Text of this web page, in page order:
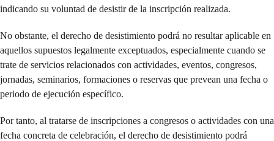
indicando su voluntad de desistir de la inscripción realizada.
No obstante, el derecho de desistimiento podrá no resultar aplicable en
aquellos supuestos legalmente exceptuados, especialmente cuando se
trate de servicios relacionados con actividades, eventos, congresos,
jornadas, seminarios, formaciones o reservas que prevean una fecha o
periodo de ejecución específico.
Por tanto, al tratarse de inscripciones a congresos o actividades con una
fecha concreta de celebración, el derecho de desistimiento podrá